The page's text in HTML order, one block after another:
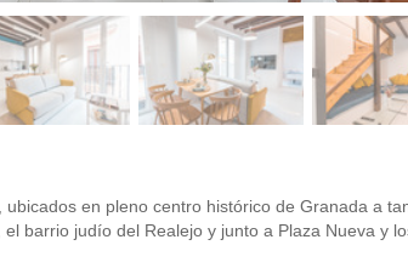
en pleno centro histórico de Granada a
barrio judío del Realejo y junto a Plaza Nueva y